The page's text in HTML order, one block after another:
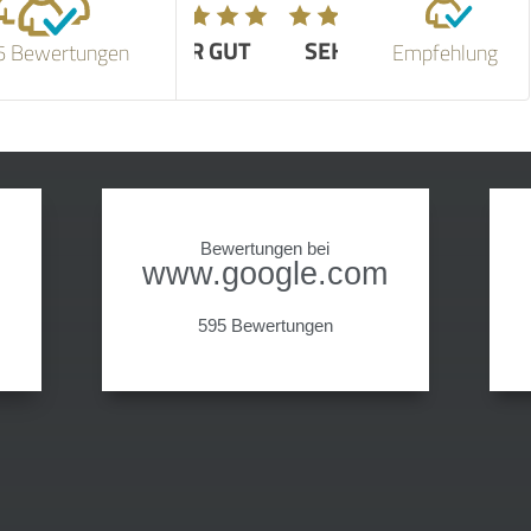
Bewertungen SEHR GUT Empfehlung
Bewertungen bei
www.google.com
595 Bewertungen